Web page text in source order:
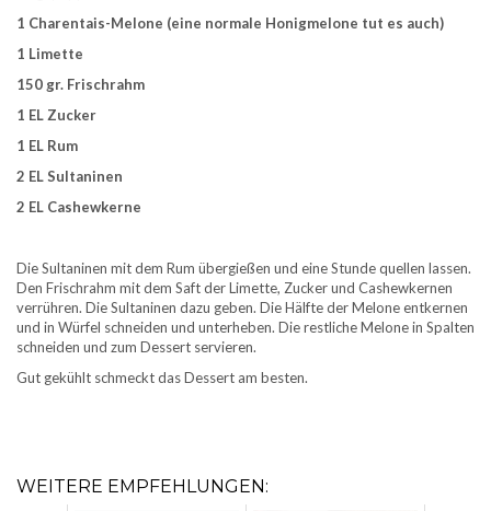
1 Charentais-Melone (eine normale Honigmelone tut es auch)
1 Limette
150 gr. Frischrahm
1 EL Zucker
1 EL Rum
2 EL Sultaninen
2 EL Cashewkerne
Die Sultaninen mit dem Rum übergießen und eine Stunde quellen lassen.
Den Frischrahm mit dem Saft der Limette, Zucker und Cashewkernen
verrühren. Die Sultaninen dazu geben. Die Hälfte der Melone entkernen
und in Würfel schneiden und unterheben. Die restliche Melone in Spalten
schneiden und zum Dessert servieren.
Gut gekühlt schmeckt das Dessert am besten.
WEITERE EMPFEHLUNGEN: